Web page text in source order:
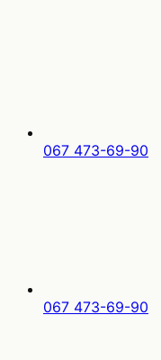
067 473-69-90
067 473-69-90